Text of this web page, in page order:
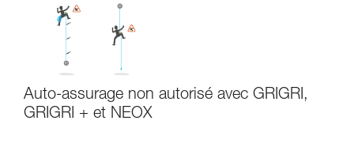
Auto-assurage non autorisé avec GRIGRI,
GRIGRI + et NEOX